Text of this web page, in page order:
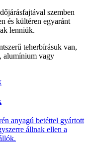
szemben
és kültéren egyaránt
lenniük.
teherbírásuk van,
alumínium vagy
anyagú betéttel gyártott
állnak ellen a